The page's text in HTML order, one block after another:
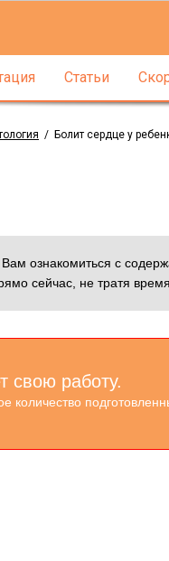
Статьи
/ Болит сердце у
ознакомиться с
сейчас, не тратя
свою работу.
количество